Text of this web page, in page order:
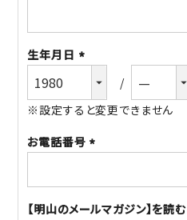
生年月日
須)
※設定すると変更できません
お電話番号
須)
【明山のメールマガジン】を読む